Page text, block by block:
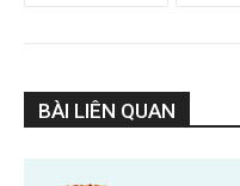
BÀI LIÊN QUAN